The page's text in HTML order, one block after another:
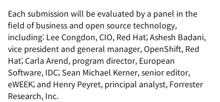
Each submission will be evaluated by a panel in the
field of business and open source technology,
including: Lee Congdon, CIO, Red Hat; Ashesh Badani,
vice president and general manager, OpenShift, Red
Hat; Carla Arend, program director, European
Software, IDC; Sean Michael Kerner, senior editor,
eWEEK; and Henry Peyret, principal analyst, Forrester
Research, Inc.